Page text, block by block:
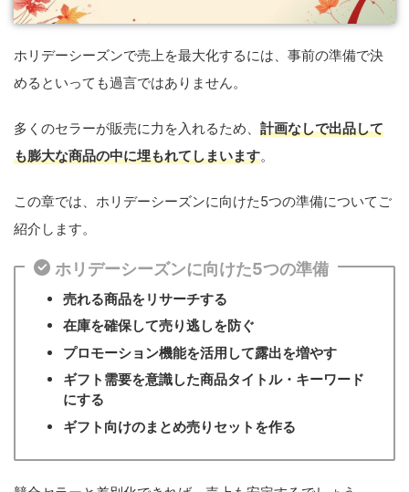
ホリデーシーズンで売上を最大化するには、事前の準備で決
めるといっても過言ではありません。
多くのセラーが販売に力を入れるため、 計画なしで出品して
も膨大な商品の中に埋もれてしまいます。
この章では、ホリデーシーズンに向けた5つの準備についてご
紹介します。
ホリデーシーズンに向けた5つの準備
売れる商品をリサーチする
在庫を確保して売り逃しを防ぐ
プロモーション機能を活用して露出を増やす
ギフト需要を意識した商品タイトル・キーワード
にする
ギフト向けのまとめ売りセットを作る